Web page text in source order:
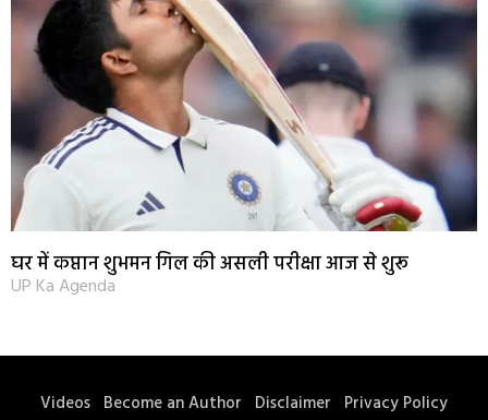
घर में कप्तान शुभमन गिल की असली परीक्षा आज से शुरू
UP Ka Agenda
Videos Become an Author Disclaimer Privacy Policy